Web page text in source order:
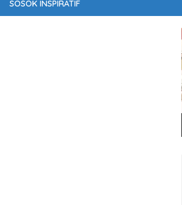
SOSOK INSPIRATIF